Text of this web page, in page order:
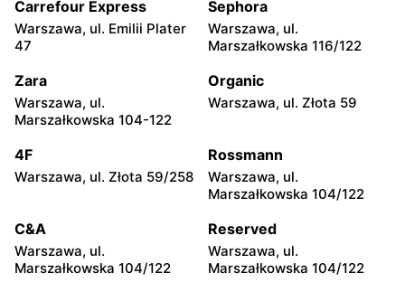
Kazimierza Wielka, ul.
Kolejowa 15
Kamień, ul. Błonie 23
Górki, ul. Górki 71
Gumniska, ul. Gumniska
157C
Iwierzyce, ul. Iwierzyce
152A
Tczew, ul. Franciszka Żwirki
61
Hyżne, ul. Hyżne 100 Jarosław, ul. Pełkińska 147
moje sklepy moje sklepy
Carrefour Express
Warszawa, ul. Emilii Plater
47
Sephora
Warszawa, ul.
Marszałkowska 116/122
Zara
Warszawa, ul.
Marszałkowska 104-122
Organic
Warszawa, ul. Złota 59
4F
Warszawa, ul. Złota 59/258
Rossmann
Warszawa, ul.
Marszałkowska 104/122
C&A
Warszawa, ul.
Marszałkowska 104/122
Reserved
Warszawa, ul.
Marszałkowska 104/122